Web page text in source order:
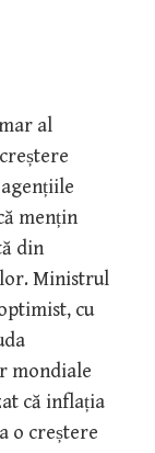
al
agențiile
mențin
din
Ministrul
cu
mondiale
că inflația
o creștere